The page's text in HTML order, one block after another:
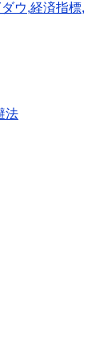
ウ,経済指標,
法